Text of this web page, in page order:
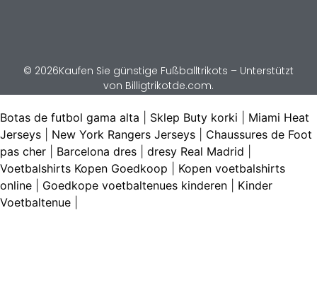
© 2026Kaufen Sie günstige Fußballtrikots – Unterstützt
von Billigtrikotde.com.
Botas de futbol gama alta Sklep Buty korki
Miami Heat
Jerseys
New York Rangers Jerseys
Chaussures de Foot
pas cher
Barcelona dres dresy Real Madrid
Voetbalshirts Kopen Goedkoop
Kopen voetbalshirts
online
Goedkope voetbaltenues kinderen
Kinder
Voetbaltenue